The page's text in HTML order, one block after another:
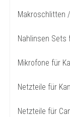
Makroschlitten
Nahlinsen Sets
Mikrofone für
Netzteile für
Netzteile für